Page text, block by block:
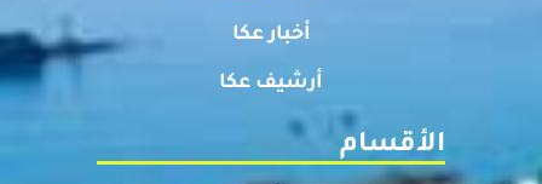
أخبار عكا
أرشيف عكا
الأقسام